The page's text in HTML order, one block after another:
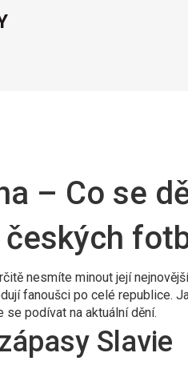
– Co se
nesmíte minout její
fanoušci po celé republice.
se podívat na aktuální dění.
Slavie